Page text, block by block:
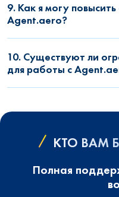
9. Как я могу
Agent.aero?
10. Существуют ли
для работы с
КТО ВАМ
Полная